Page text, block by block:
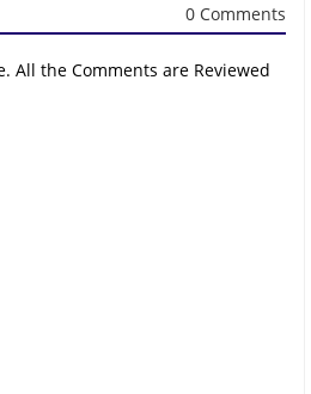
0 Comments
All the Comments are Reviewed